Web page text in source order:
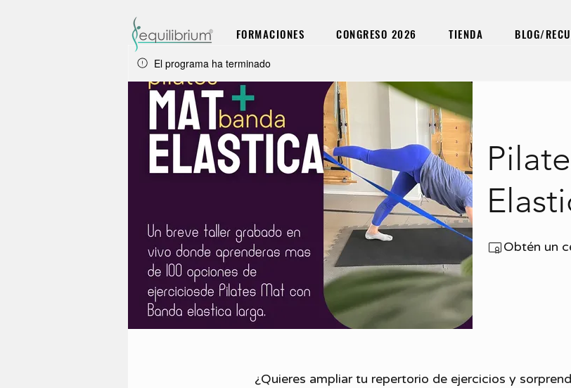
FORMACIONES CONGRESO 2026 TIENDA BLOG/
El programa ha terminado
Obtén un
¿Quieres ampliar tu repertorio de ejercicios y